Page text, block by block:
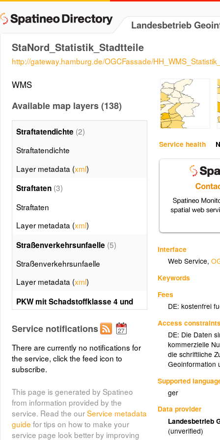
Landesbetrieb
StaNord_Statistik_Stadtteile
http://gateway.hamburg.de/OGCFassade/
Service health
Interface
Web Service,
Keywords
Fees
DE: kostenfrei
Access
DE: Die Daten
kommerzielle
die schriftliche
Geoinformation
Supported
ger
Data provider
Landesbetrieb
(unverified)
WMS
Available map layers (138)
Straftatendichte (2)
Straftatendichte
Layer metadata (xml)
Straftaten (3)
Straftaten
Layer metadata (xml)
Straßenverkehrsunfaelle (5)
Straßenverkehrsunfaelle
Layer metadata (xml)
PKW mit Schadstoffklasse 4 und
hoeher in Prozent(6)
PKW mit Schadstoffklasse 4 und
Layer metadata (xml)
PKW -Dichte
Layer metadata (xml)
Private PKW(8)
Service notifications
There are currently no notifications for
the service, click the feed icon to
subscribe.
This page is generated by Spatineo
from information provided by the
service. Read the ourService metadata
guide for tips on how to make your
service page look better by improving